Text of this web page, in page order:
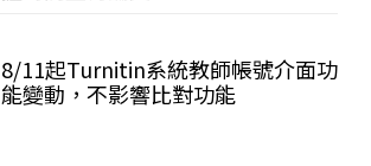
8/11起Turnitin系統教師帳號介面功
能變動，不影響比對功能